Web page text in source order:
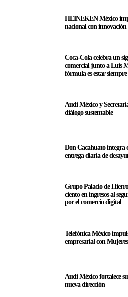
HEINEKEN México
nacional con innovación
Coca-Cola celebra un
comercial junto a Luis
fórmula es estar
Audi México y
diálogo sustentable
Don Cacahuato integra
entrega diaria de
Grupo Palacio de
ciento en ingresos al
por el comercio digital
Telefónica México
empresarial con
Audi México fortalece
nueva dirección